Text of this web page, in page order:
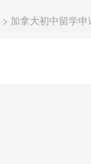
> 加拿大初中留学申